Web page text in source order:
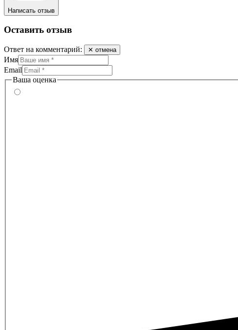
Написать отзыв
Оставить отзыв
Ответ на комментарий: ✕ отмена
Имя
Email
Ваша оценка